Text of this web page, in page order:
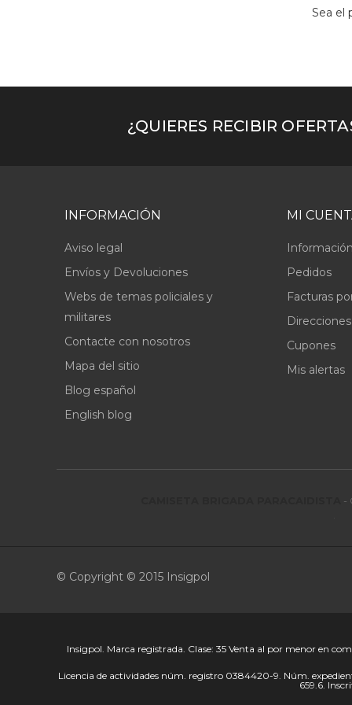
Sea el
¿QUIERES RECIBIR
INFORMACIÓN
Aviso legal
Envíos y Devoluciones
Webs de temas policiales y
militares
Contacte con nosotros
Mapa del sitio
Blog español
English blog
MI
Pedidos
Facturas
Direcciones
Cupones
Mis alertas
-
© Copyright © 2015 Insigpol
Insigpol. Marca registrada. Clase: 35 Venta al por menor en
Licencia de actividades núm. registro 0384420-9. Núm.
659.6.